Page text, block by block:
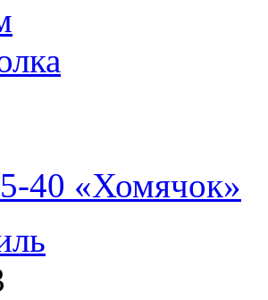
40 «Хомячок»